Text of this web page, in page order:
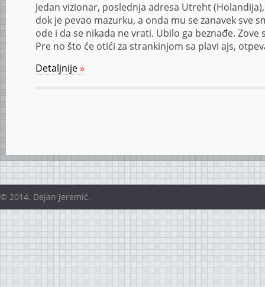
Jedan vizionar, poslednja adresa Utreht
dok je pevao mazurku, a onda mu se zanavek sve
ode i da se nikada ne vrati. Ubilo ga beznađe. Zove
Pre no što će otići za strankinjom sa plavi ajs,
Detaljnije»
© 2014. Dejan Jeremić.